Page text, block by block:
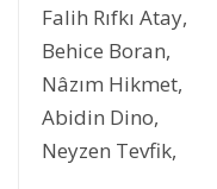
Falih Rıfkı Atay,
Behice Boran,
Nâzım Hikmet,
Abidin Dino,
Neyzen Tevfik,